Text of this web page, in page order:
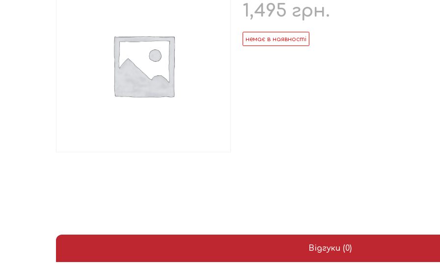
1,495 грн.
немає в наявності
Відгуки (0)